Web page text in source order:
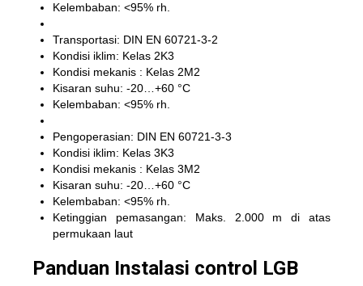
Kelembaban: <95% rh.
Transportasi: DIN EN 60721-3-2
Kondisi iklim: Kelas 2K3
Kondisi mekanis : Kelas 2M2
Kisaran suhu: -20…+60 °C
Kelembaban: <95% rh.
Pengoperasian: DIN EN 60721-3-3
Kondisi iklim: Kelas 3K3
Kondisi mekanis : Kelas 3M2
Kisaran suhu: -20…+60 °C
Kelembaban: <95% rh.
Ketinggian pemasangan: Maks. 2.000 m di atas
permukaan laut
Panduan Instalasi control LGB